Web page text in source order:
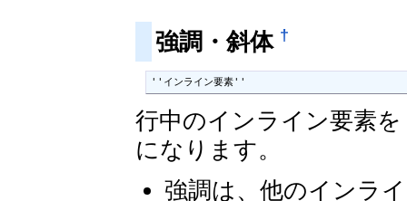
強調・斜体 †
''インライン要素''
行中のインライン要素
になります。
強調は、他のインラ